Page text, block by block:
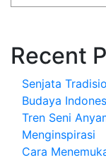
Recent
Senjata
Budaya
Tren Seni
Menginspirasi
Cara